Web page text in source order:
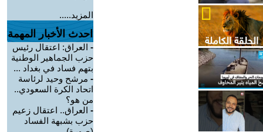
المزيد.....
احدث الأخبار المهمة
- العراق: اعتقال رئيس
حزب الجماهير الوطنية
بتهم فساد في بغداد ...
- مرشح وحيد لرئاسة
اتحاد الكرة السعودي..
من هو؟
- العراق.. اعتقال زعيم
حزب بشبهة الفساد